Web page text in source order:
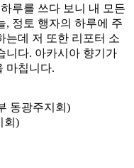
루를 쓰다 보니 내 모든
, 정토 행자의 하루에 주
는데 저 또한 리포터 소
니다. 아카시아 향기가
마칩니다.
동광주지회)
회)